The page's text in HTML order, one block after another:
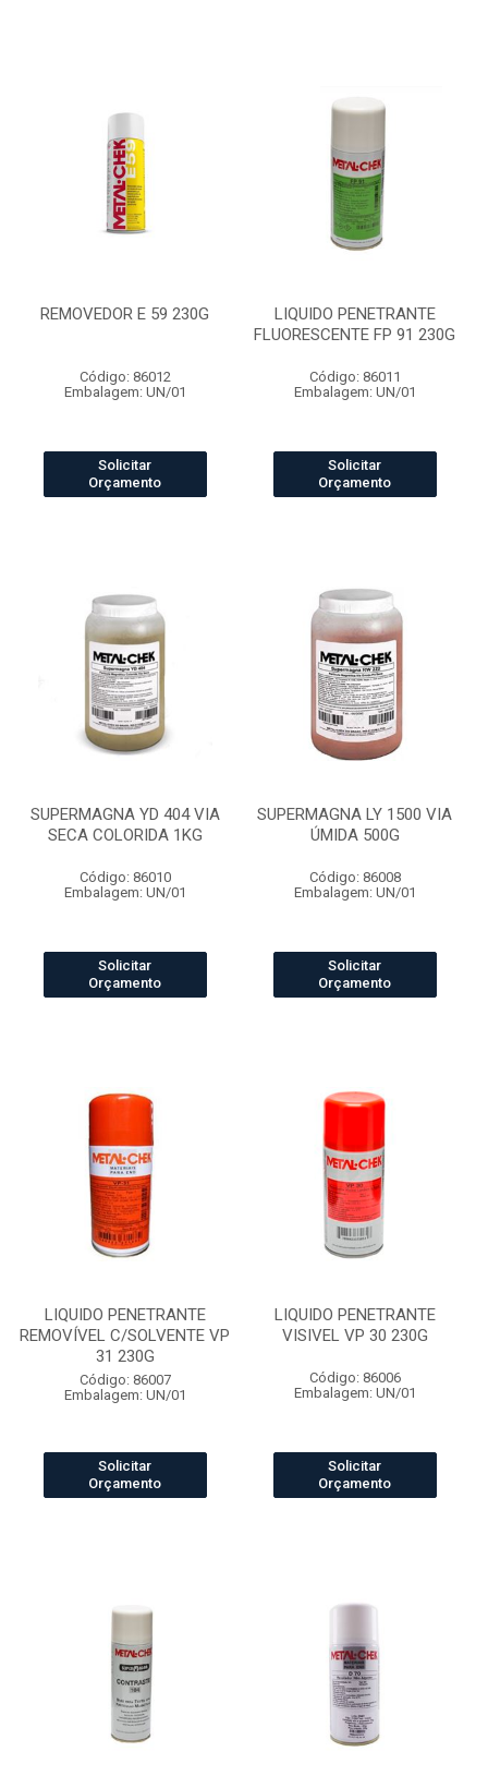
REMOVEDOR E 59 230G
Código: 86012
Embalagem: UN/01
Solicitar
Orçamento
LIQUIDO PENETRANTE
FLUORESCENTE FP 91 230G
Código: 86011
Embalagem: UN/01
Solicitar
Orçamento
SUPERMAGNA YD 404 VIA
SECA COLORIDA 1KG
Código: 86010
Embalagem: UN/01
Solicitar
Orçamento
SUPERMAGNA LY 1500 VIA
ÚMIDA 500G
Código: 86008
Embalagem: UN/01
Solicitar
Orçamento
LIQUIDO PENETRANTE
REMOVÍVEL C/SOLVENTE VP
31 230G
Código: 86007
Embalagem: UN/01
Solicitar
Orçamento
LIQUIDO PENETRANTE
VISIVEL VP 30 230G
Código: 86006
Embalagem: UN/01
Solicitar
Orçamento